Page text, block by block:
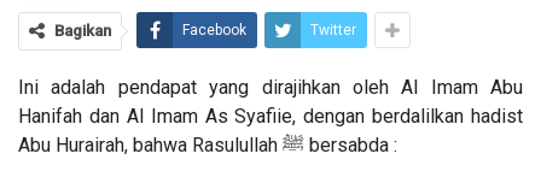
Bagikan Facebook Twitter
Ini adalah pendapat yang dirajihkan oleh Al Imam Abu
Hanifah dan Al Imam As Syafiie, dengan berdalilkan hadist
Abu Hurairah, bahwa Rasulullah ﷺ bersabda :